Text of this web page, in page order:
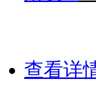
查看详